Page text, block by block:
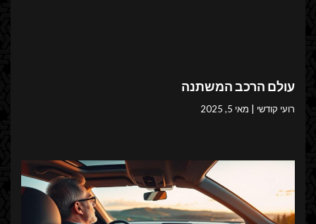
עולם הרכב המשתנה
רועי קודשי מאי 5, 2025